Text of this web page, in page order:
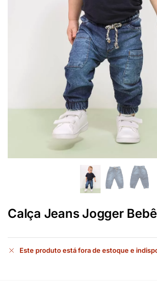
Calça Jeans Jogger
Este produto está fora de estoque e